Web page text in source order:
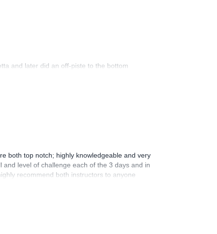
and later did an off-piste to the bottom
both top notch; highly knowledgeable and very
level of challenge each of the 3 days and in
recommend both instructors to anyone